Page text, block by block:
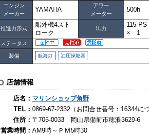
エンジン
メーカー
YAMAHA
アワー
メーター
500h
推進力形式
船外機4スト
ローク
出力
115
× 1
ステータス
装備 航海灯 油圧操舵器
店舗情報
店名： マリンショップ角野
TEL：0869-67-2332（お問合せ番号：16344に
住所：〒705-0033 岡山県備前市穂浪3629-6
営業時間：AM9時～ＰＭ5時30